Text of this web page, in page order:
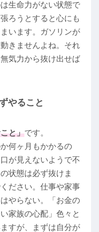
生命力がない状態で
ろうとすると心にも
います。ガソリンが
きませんよね。それ
気力から抜け出せば
やること
と」です。
何ヶ月もかかるの
が見えないようで不
状態は必ず抜けま
ださい。仕事や家事
やらない。「お金の
家族の心配」色々と
すが、まずは自分が